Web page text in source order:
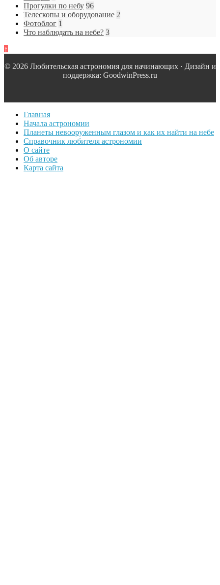
Прогулки по небу 96
Телескопы и оборудование 2
Фотоблог 1
Что наблюдать на небе? 3
↑
© 2026 Любительская астрономия для начинающих · Дизайн и
поддержка: GoodwinPress.ru
Главная
Начала астрономии
Планеты невооруженным глазом и как их найти на небе
Справочник любителя астрономии
О сайте
Об авторе
Карта сайта